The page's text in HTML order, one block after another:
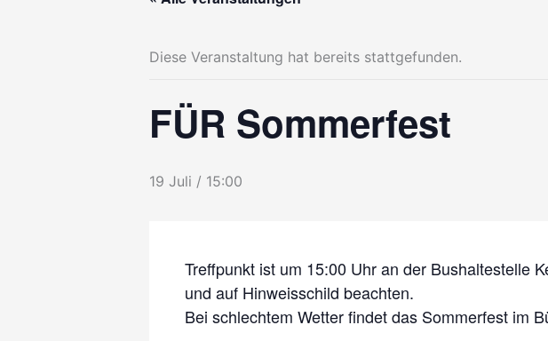
Diese Veranstaltung hat bereits stattgefunden.
FÜR Sommerfest
19 Juli / 15:00
Treffpunkt ist um 15:00 Uhr an der Bushaltestelle
und auf Hinweisschild beachten.
Bei schlechtem Wetter findet das Sommerfest im